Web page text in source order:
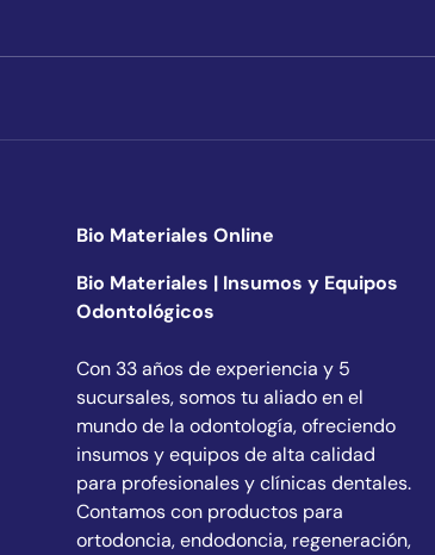
Bio Materiales Online
Bio Materiales | Insumos y Equipos
Odontológicos
Con 33 años de experiencia y 5
sucursales, somos tu aliado en el
mundo de la odontología, ofreciendo
insumos y equipos de alta calidad
para profesionales y clínicas dentales.
Contamos con productos para
ortodoncia, endodoncia, regeneración,